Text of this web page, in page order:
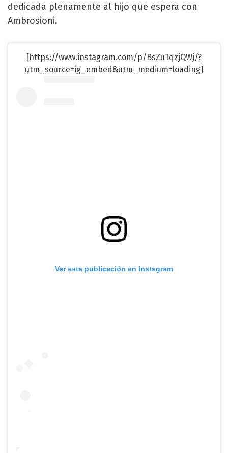
dedicada plenamente al hijo que espera con
Ambrosioni.
[https://www.instagram.com/p/BsZuTqzjQWj/?
utm_source=ig_embed&utm_medium=loading]
Ver esta publicación en Instagram